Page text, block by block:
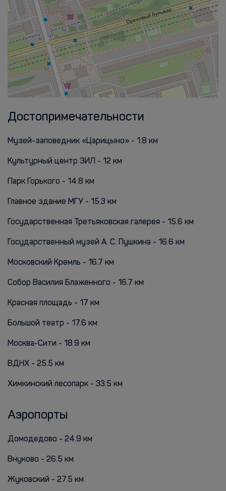
Достопримечательности
Музей-заповедник «Царицыно» - 1.8 км
Культурный центр ЗИЛ - 12 км
Парк Горького - 14.8 км
Главное здание МГУ - 15.3 км
Государственная Третьяковская галерея - 15.6 км
Государственный музей А. С. Пушкина - 16.6 км
Московский Кремль - 16.7 км
Собор Василия Блаженного - 16.7 км
Красная площадь - 17 км
Большой театр - 17.6 км
Москва-Сити - 18.9 км
ВДНХ - 25.5 км
Химкинский лесопарк - 33.5 км
Аэропорты
Домодедово - 24.9 км
Внуково - 26.5 км
Жуковский - 27.5 км